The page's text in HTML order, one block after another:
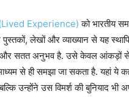
(Lived Experience) को भारतीय
पुस्तकों, लेखों और व्याख्यान से यह
और सतत अनुभव है. उसे केवल आंकड़ों से
से ही समझा जा सकता है. यहां
बल्कि उन्होंने उस विमर्श की